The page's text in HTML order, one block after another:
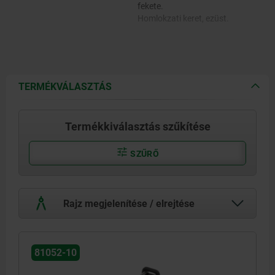
fekete.
TERMÉKVÁLASZTÁS
Termékkiválasztás szűkítése
SZŰRŐ
Rajz megjelenítése / elrejtése
81052-10